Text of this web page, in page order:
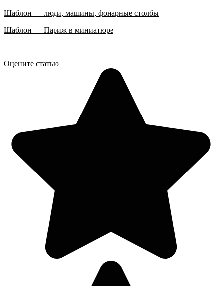
Шаблон — люди, машины, фонарные столбы
Шаблон — Париж в миниатюре
Оцените статью